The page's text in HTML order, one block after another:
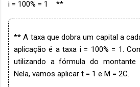
i = 100% = 1 **
** A taxa que dobra um capital a
aplicação é a taxa i = 100% = 1.
utilizando a fórmula do montante
Nela, vamos aplicar t = 1 e M = 2C.